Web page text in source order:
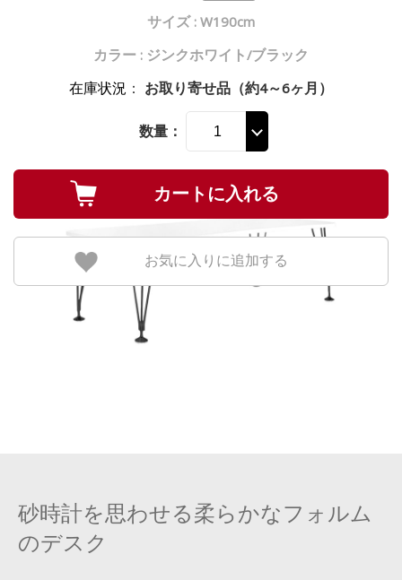
サイズ : W190cm
カラー : ジンクホワイト/ブラック
在庫状況 ： お取り寄せ品（約4～6ヶ月）
数量：
お気に入りに追加する
砂時計を思わせる柔らかなフォルム
のデスク